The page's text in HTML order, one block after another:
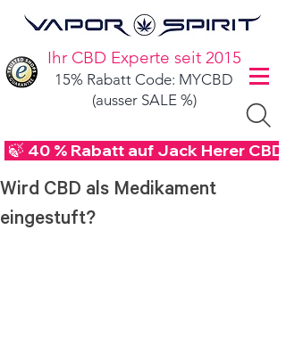
Ihr CBD Experte seit 2015
15% Rabatt Code: MYCBD
(ausser SALE %)
🍃 40 % Rabatt auf Jack Herer
Wird CBD als Medikament
eingestuft?